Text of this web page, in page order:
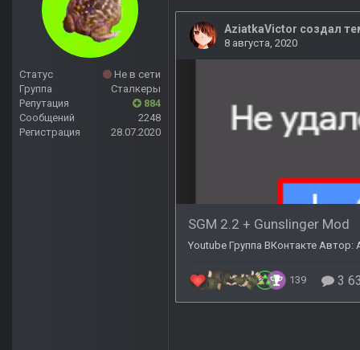
Статус
Не в сети
Группа
Сталкеры
Репутация
884
Сообщений
2248
Регистрация
28.07.2020